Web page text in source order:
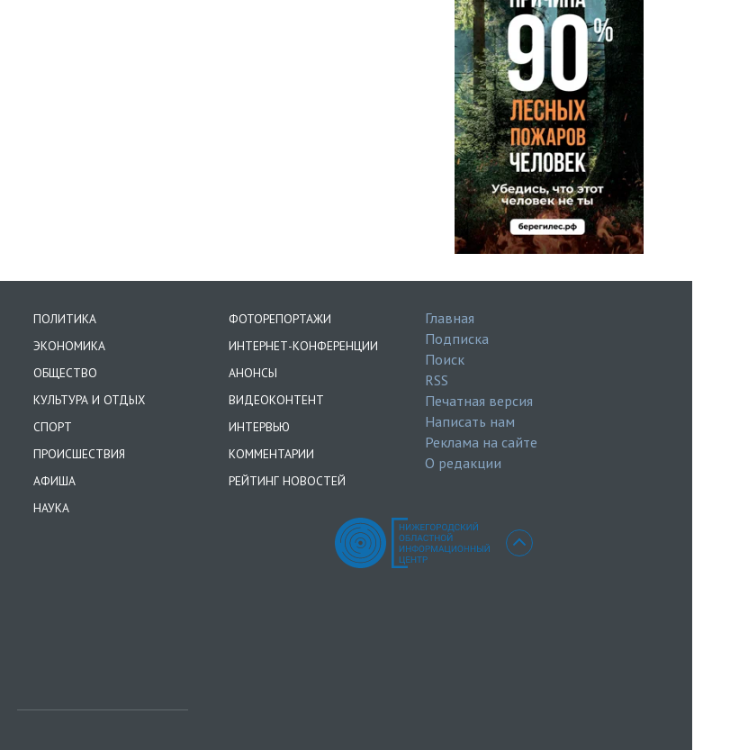
ПОЛИТИКА
ЭКОНОМИКА
ОБЩЕСТВО
КУЛЬТУРА И ОТДЫХ
СПОРТ
ПРОИСШЕСТВИЯ
АФИША
НАУКА
ФОТОРЕПОРТАЖИ
ИНТЕРНЕТ-КОНФЕРЕНЦИИ
АНОНСЫ
ВИДЕОКОНТЕНТ
ИНТЕРВЬЮ
КОММЕНТАРИИ
РЕЙТИНГ НОВОСТЕЙ
Главная
Подписка
Поиск
RSS
Печатная версия
Написать нам
Реклама на сайте
О редакции